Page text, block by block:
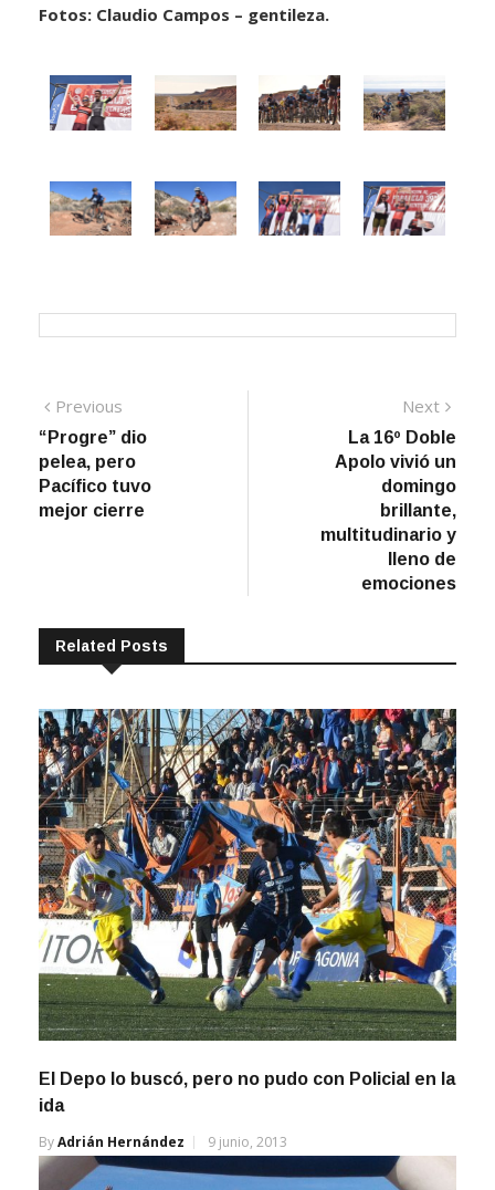
Fotos: Claudio Campos – gentileza.
Navegación
de
entradas
Previous
post:
“Progre” dio
pelea, pero
Pacífico tuvo
mejor cierre
Next
La 16º Doble
Apolo vivió un
domingo
brillante,
multitudinario y
lleno de
emociones
Related Posts
El Depo lo buscó, pero no pudo con Policial en la
ida
ByAdrián Hernández 9 junio, 2013